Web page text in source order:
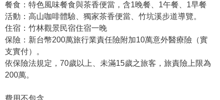
餐食：特色風味餐食與茶香便當，含1晚餐、1午餐、1早餐
活動：高山咖啡體驗、獨家茶香便當、竹坑溪步道導覽。
住宿：竹林觀景民宿住宿一晚
保險：新台幣200萬旅行業責任險附加10萬意外醫療險（實
支實付）。
依保險法規定，70歲以上、未滿15歲之旅客，旅責險上限為
200萬。